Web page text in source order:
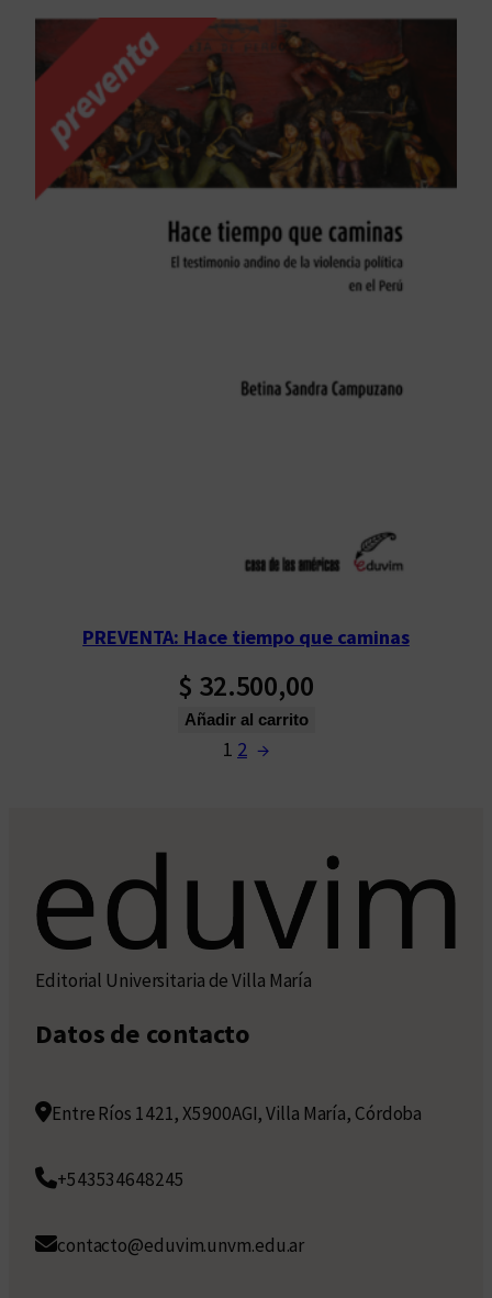
PREVENTA: Hace tiempo que caminas
$ 32.500,00
Añadir al carrito
1 2 →
Editorial Universitaria de Villa María
Datos de contacto
Entre Ríos 1421, X5900AGI, Villa María, Córdoba
+543534648245
contacto@eduvim.unvm.edu.ar